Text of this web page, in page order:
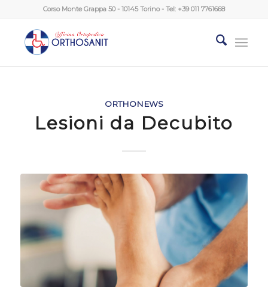
Corso Monte Grappa 50 - 10145 Torino - Tel: +39 011 7761668
ORTHONEWS
Lesioni da Decubito